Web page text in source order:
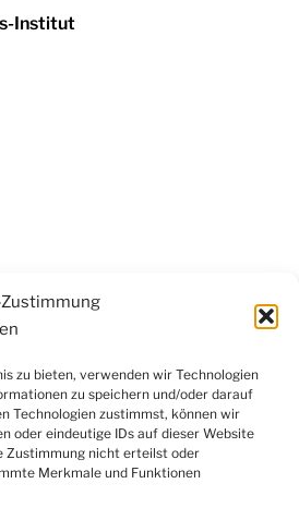
zu bieten, verwenden wir Technologien
zu speichern und/oder darauf
Technologien zustimmst, können wir
oder eindeutige IDs auf dieser Website
Zustimmung nicht erteilst oder
Merkmale und Funktionen
Institut
LinkedIn
YouTube
Newsletter